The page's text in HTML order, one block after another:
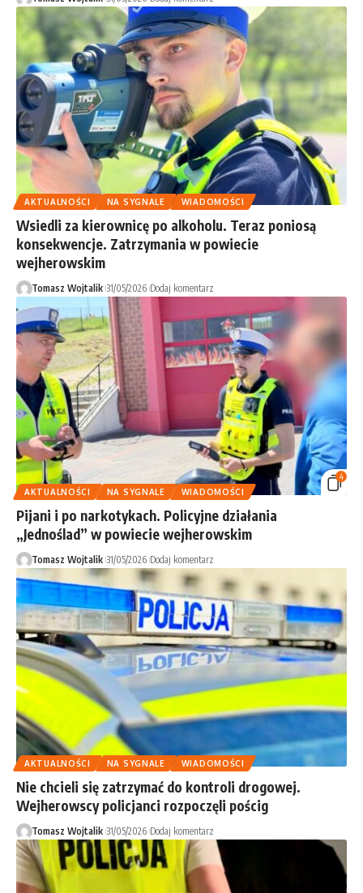
AKTUALNOŚCI NA SYGNALE WIADOMOŚCI
Wsiedli za kierownicę po alkoholu. Teraz poniosą
konsekwencje. Zatrzymania w powiecie
wejherowskim
Tomasz Wojtalik 31/05/2026 Dodaj komentarz
4
AKTUALNOŚCI
NA SYGNALE WIADOMOŚCI
Pijani i po narkotykach. Policyjne działania
„Jednoślad” w powiecie wejherowskim
Tomasz Wojtalik 31/05/2026 Dodaj komentarz
AKTUALNOŚCI NA SYGNALE WIADOMOŚCI
Nie chcieli się zatrzymać do kontroli drogowej.
Wejherowscy policjanci rozpoczęli pościg
Tomasz Wojtalik 31/05/2026 Dodaj komentarz